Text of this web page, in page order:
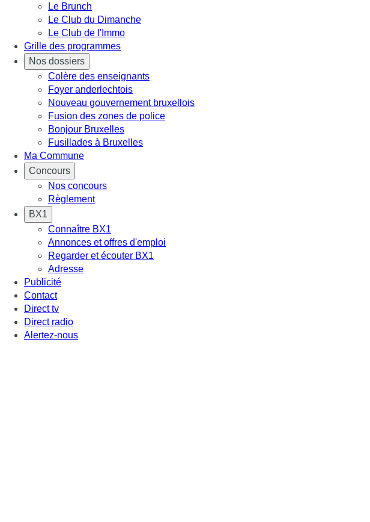
Le Brunch
Le Club du Dimanche
Le Club de l'Immo
Grille des programmes
Nos dossiers
Colère des enseignants
Foyer anderlechtois
Nouveau gouvernement bruxellois
Fusion des zones de police
Bonjour Bruxelles
Fusillades à Bruxelles
Ma Commune
Concours
Nos concours
Règlement
BX1
Connaître BX1
Annonces et offres d'emploi
Regarder et écouter BX1
Adresse
Publicité
Contact
Direct tv
Direct radio
Alertez-nous